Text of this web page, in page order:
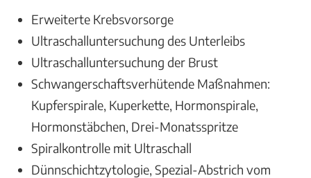
Erweiterte Krebsvorsorge
Ultraschalluntersuchung des Unterleibs
Ultraschalluntersuchung der Brust
Schwangerschaftsverhütende Maßnahmen:
Kupferspirale, Kuperkette, Hormonspirale,
Hormonstäbchen, Drei-Monatsspritze
Spiralkontrolle mit Ultraschall
Dünnschichtzytologie, Spezial-Abstrich vom